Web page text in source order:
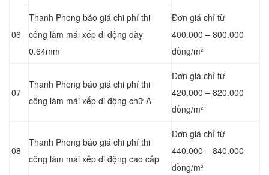
06
Thanh Phong báo giá chi phí thi
công làm mái xếp di động dày
0.64mm
Đơn giá chỉ từ
400.000 – 800.000
đồng/m²
07
Thanh Phong báo giá chi phí thi
công làm mái xếp di động chữ A
Đơn giá chỉ từ
420.000 – 820.000
đồng/m²
08
Thanh Phong báo giá chi phí thi
công làm mái xếp di động cao cấp
Đơn giá chỉ từ
440.000 – 840.000
đồng/m²